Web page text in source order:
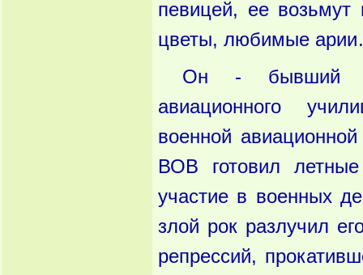
певицей, ее
цветы, любимые
Он - бывший
авиационного
военной
ВОВ готовил
участие в военных
злой рок разлучил
репрессий,